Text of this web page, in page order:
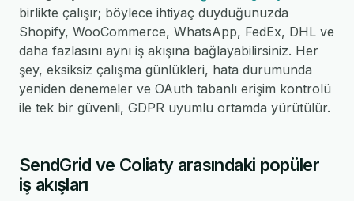
birlikte çalışır; böylece ihtiyaç duyduğunuzda
Shopify, WooCommerce, WhatsApp, FedEx, DHL ve
daha fazlasını aynı iş akışına bağlayabilirsiniz. Her
şey, eksiksiz çalışma günlükleri, hata durumunda
yeniden denemeler ve OAuth tabanlı erişim kontrolü
ile tek bir güvenli, GDPR uyumlu ortamda yürütülür.
SendGrid ve Coliaty arasındaki popüler
iş akışları